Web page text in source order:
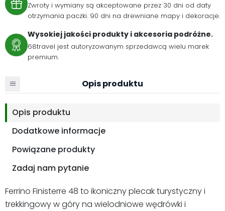
Zwroty i wymiany są akceptowane przez 30 dni od daty
otrzymania paczki. 90 dni na drewniane mapy i dekoracje.
Wysokiej jakości produkty i akcesoria podróżne.
68travel jest autoryzowanym sprzedawcą wielu marek
premium.
Opis produktu
Opis produktu
Dodatkowe informacje
Powiązane produkty
Zadaj nam pytanie
Ferrino Finisterre 48 to ikoniczny plecak turystyczny i
trekkingowy w góry na wielodniowe wędrówki i